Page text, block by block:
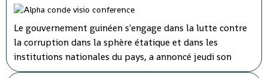
Le gouvernement guinéen s'engage dans la lutte contre
la corruption dans la sphère étatique et dans les
institutions nationales du pays, a annoncé jeudi son
porte-parole, Aboubacar Sylla.Lors de la session